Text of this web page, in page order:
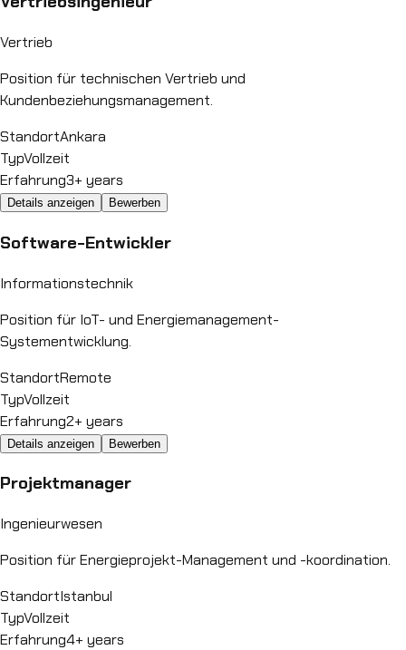
Vertrieb
Position für technischen Vertrieb und
Kundenbeziehungsmanagement.
StandortAnkara
TypVollzeit
Erfahrung3+ years
Details anzeigen Bewerben
Software-Entwickler
Informationstechnik
Position für IoT- und Energiemanagement-
Systementwicklung.
StandortRemote
TypVollzeit
Erfahrung2+ years
Details anzeigen Bewerben
Projektmanager
Ingenieurwesen
Position für Energieprojekt-Management und -koordination.
StandortIstanbul
TypVollzeit
Erfahrung4+ years